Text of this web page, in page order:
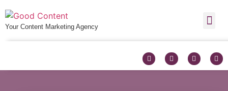
Your Content Marketing Agency